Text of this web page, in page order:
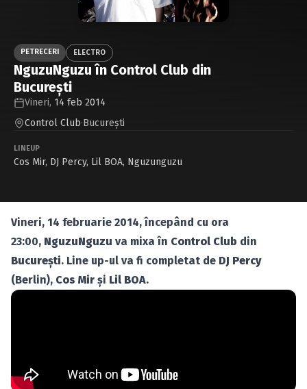
Caută în site...
PETRECERI ELECTRO
NguzuNguzu în Control Club din
Bucureşti
Vineri, 14 feb 2014
Control Club·Bucureşti
LINEUP
Cos Mir, DJ Percy, Lil BOA, Nguzunguzu
Vineri, 14 februarie 2014, începând cu ora
23:00, NguzuNguzu va mixa în Control Club din
Bucureşti. Line up-ul va fi completat de DJ Percy
(Berlin), Cos Mir şi Lil BOA.